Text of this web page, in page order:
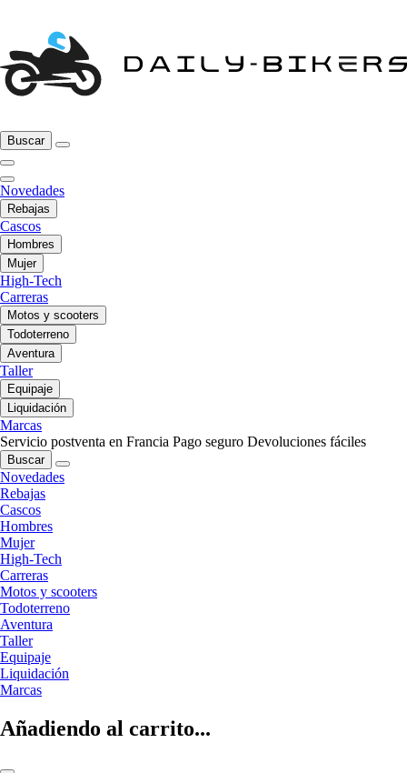
Buscar
Novedades
Rebajas
Cascos
Hombres
Mujer
High-Tech
Carreras
Motos y scooters
Todoterreno
Aventura
Taller
Equipaje
Liquidación
Marcas
Servicio postventa en Francia Pago seguro Devoluciones fáciles
Buscar
Novedades
Rebajas
Cascos
Hombres
Mujer
High-Tech
Carreras
Motos y scooters
Todoterreno
Aventura
Taller
Equipaje
Liquidación
Marcas
Añadiendo al carrito...